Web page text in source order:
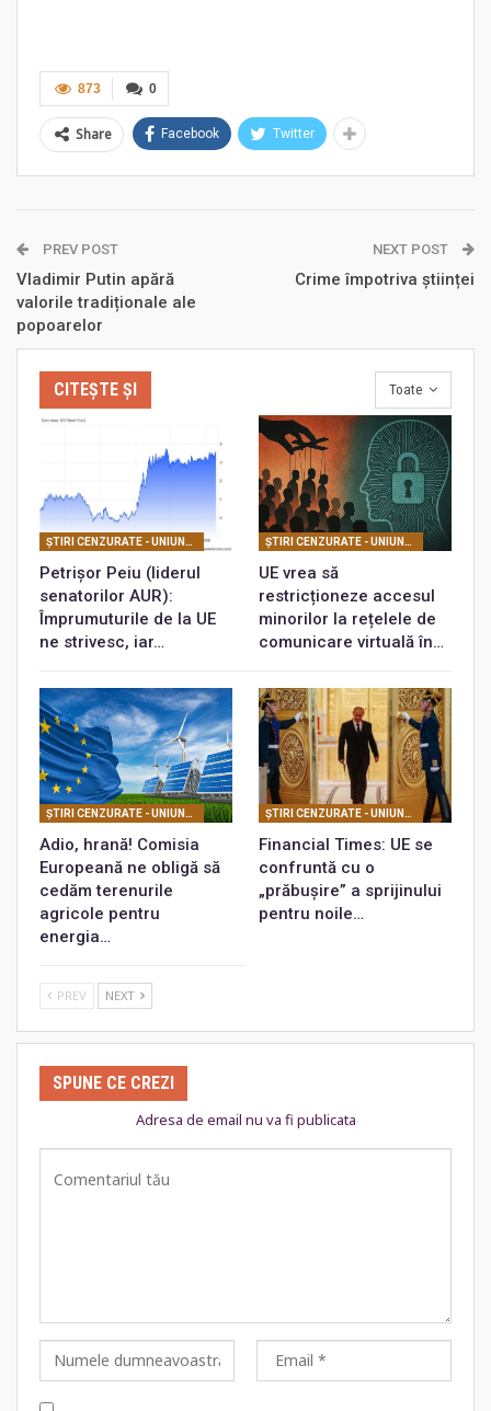
0
873
Share Facebook Twitter
PREV POST
Vladimir Putin apără
valorile tradiționale ale
popoarelor
NEXT POST
Crime împotriva științei
Toate
CITEȘTE ȘI
ŞTIRI CENZURATE - UNIUNEA EUROPEANĂ
Petrișor Peiu (liderul
senatorilor AUR):
Împrumuturile de la UE
ne strivesc, iar…
ŞTIRI CENZURATE - UNIUNEA EUROPEANĂ
UE vrea să
restricționeze accesul
minorilor la rețelele de
comunicare virtuală în…
ŞTIRI CENZURATE - UNIUNEA EUROPEANĂ
Adio, hrană! Comisia
Europeană ne obligă să
cedăm terenurile
agricole pentru
energia…
ŞTIRI CENZURATE - UNIUNEA EUROPEANĂ
Financial Times: UE se
confruntă cu o
„prăbușire” a sprijinului
pentru noile…
PREV NEXT
SPUNE CE CREZI
Adresa de email nu va fi publicata